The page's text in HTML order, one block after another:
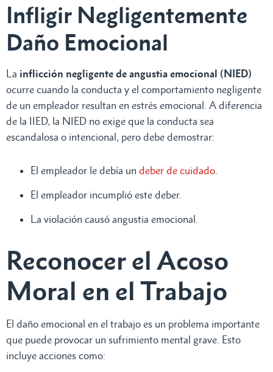
Infligir Negligentemente
Daño Emocional
La inflicción negligente de angustia emocional (NIED)
ocurre cuando la conducta y el comportamiento negligente
de un empleador resultan en estrés emocional. A diferencia
de la IIED, la NIED no exige que la conducta sea
escandalosa o intencional, pero debe demostrar:
El empleador le debía un deber de cuidado
El empleador incumplió este deber.
La violación causó angustia emocional.
Reconocer el Acoso
Moral en el Trabajo
El daño emocional en el trabajo es un problema importante
que puede provocar un sufrimiento mental grave. Esto
incluye acciones como: